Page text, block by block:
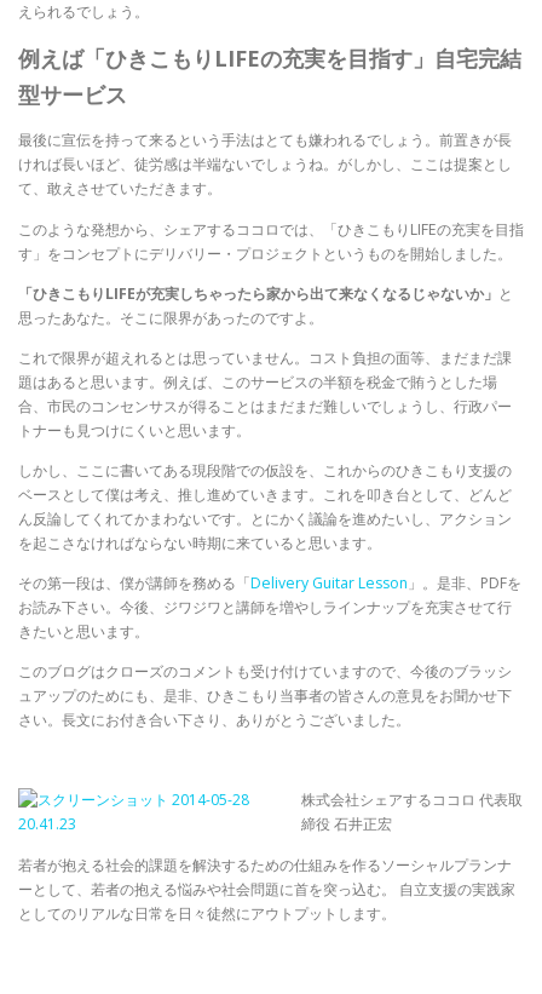
えられるでしょう。
例えば「ひきこもりLIFEの充実を目指す」自宅完結
型サービス
最後に宣伝を持って来るという手法はとても嫌われるでしょう。前置きが長
ければ長いほど、徒労感は半端ないでしょうね。がしかし、ここは提案とし
て、敢えさせていただきます。
このような発想から、シェアするココロでは、「ひきこもりLIFEの充実を目指
す」をコンセプトにデリバリー・プロジェクトというものを開始しました。
「ひきこもりLIFEが充実しちゃったら家から出て来なくなるじゃないか」 と
思ったあなた。そこに限界があったのですよ。
これで限界が超えれるとは思っていません。コスト負担の面等、まだまだ課
題はあると思います。例えば、このサービスの半額を税金で賄うとした場
合、市民のコンセンサスが得ることはまだまだ難しいでしょうし、行政パー
トナーも見つけにくいと思います。
しかし、ここに書いてある現段階での仮設を、これからのひきこもり支援の
ベースとして僕は考え、推し進めていきます。これを叩き台として、どんど
ん反論してくれてかまわないです。とにかく議論を進めたいし、アクション
を起こさなければならない時期に来ていると思います。
その第一段は、僕が講師を務める「Delivery Guitar Lesson 」。是非、PDFを
お読み下さい。今後、ジワジワと講師を増やしラインナップを充実させて行
きたいと思います。
このブログはクローズのコメントも受け付けていますので、今後のブラッシ
ュアップのためにも、是非、ひきこもり当事者の皆さんの意見をお聞かせ下
さい。長文にお付き合い下さり、ありがとうございました。
株式会社シェアするココロ 代表取
締役 石井正宏
若者が抱える社会的課題を解決するための仕組みを作るソーシャルプランナ
ーとして、若者の抱える悩みや社会問題に首を突っ込む。 自立支援の実践家
としてのリアルな日常を日々徒然にアウトプットします。